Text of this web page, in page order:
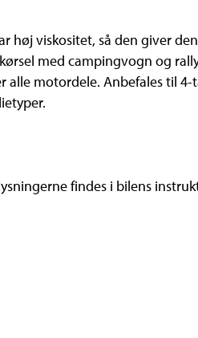
viskositet, så den giver
med campingvogn og
motordele. Anbefales til
findes i bilens